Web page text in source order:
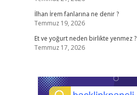
İlhan İrem fanlarına ne denir ?
Temmuz 19, 2026
Et ve yoğurt neden birlikte yenmez ?
Temmuz 17, 2026